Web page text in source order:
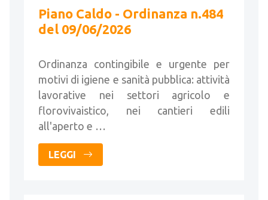
Piano Caldo - Ordinanza n.484
del 09/06/2026
Ordinanza contingibile e urgente per
motivi di igiene e sanità pubblica: attività
lavorative nei settori agricolo e
florovivaistico, nei cantieri edili
all'aperto e …
LEGGI